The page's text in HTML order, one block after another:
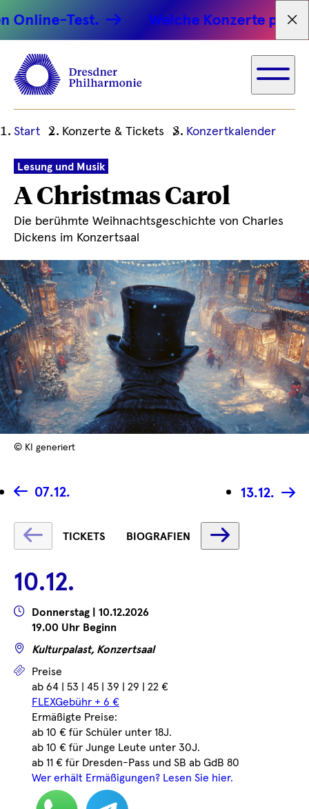
Test. Welche Konzerte passen zu
Ihre
Position
Start Konzerte & Tickets Konzertkalender
Lesung und Musik
A Christmas Carol
Die berühmte Weihnachtsgeschichte von Charles
Dickens im Konzertsaal
© KI generiert
07.12. 13.12.
Text
wird
geladen
...
TICKETS BIOGRAFIEN
wird
10.12.
Wann
Donnerstag | 10.12.2026
19.00 Uhr Beginn
WoKulturpalast, Konzertsaal
Preise
Preise
ab 64 | 53 | 45 | 39 | 29 | 22 €
FLEXGebühr + 6 €
Ermäßigte Preise:
ab 10 € für Schüler unter 18J.
ab 10 € für Junge Leute unter 30J.
ab 11 € für Dresden-Pass und SB ab GdB 80
Wer erhält Ermäßigungen? Lesen Sie hier.